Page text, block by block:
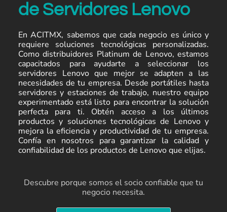
de Servidores Lenovo
En ACITMX, sabemos que cada negocio es único y
requiere soluciones tecnológicas personalizadas.
Como distribuidores Platinum de Lenovo, estamos
capacitados para ayudarte a seleccionar los
servidores Lenovo que mejor se adapten a las
necesidades de tu empresa. Desde portátiles hasta
servidores y estaciones de trabajo, nuestro equipo
experimentado está listo para encontrar la solución
perfecta para ti. Obtén acceso a los últimos
productos y soluciones tecnológicas de Lenovo y
mejora la eficiencia y productividad de tu empresa.
Confía en nosotros para garantizar la calidad y
confiabilidad de los productos de Lenovo que elijas.
Descubre porque somos el socio confiable que tu
negocio necesita.